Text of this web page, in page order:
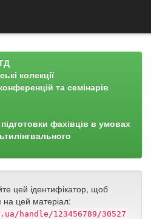
колекції
та семінарів
підготовки фахівців в умовах
цей ідентифікатор, щоб
на цей матеріал:
handle/123456789/30527